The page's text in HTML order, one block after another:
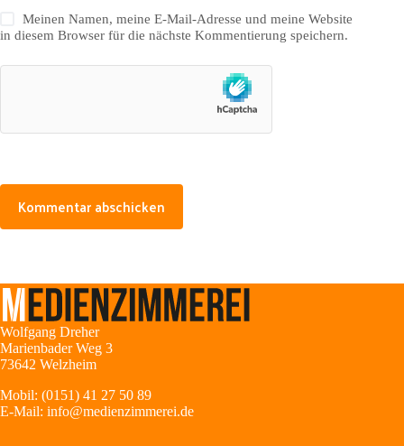
Meinen Namen, meine E-Mail-Adresse und meine Website
in diesem Browser für die nächste Kommentierung speichern.
Kommentar abschicken
Wolfgang Dreher
Marienbader Weg 3
73642 Welzheim
Mobil: (0151) 41 27 50 89
E-Mail: info@medienzimmerei.de